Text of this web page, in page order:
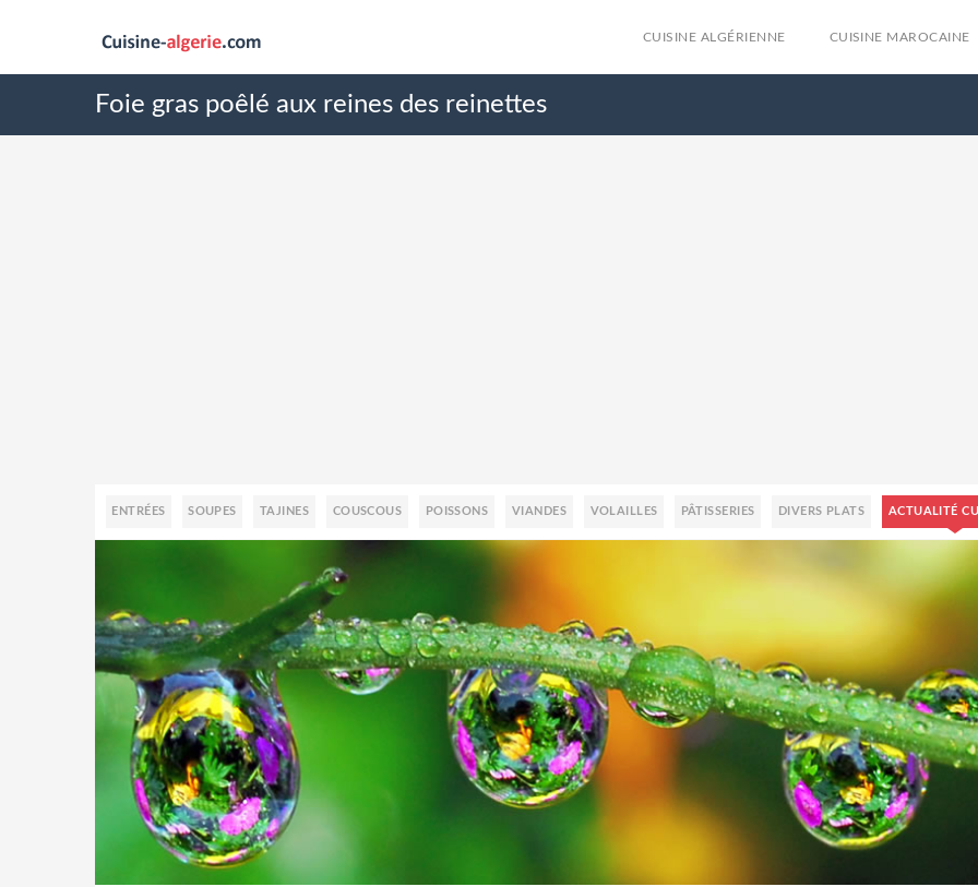
CUISINE ALGÉRIENNE CUISINE MAROCAINE
Foie gras poêlé aux reines des reinettes
ENTRÉES SOUPES TAJINES COUSCOUS POISSONS VIANDES VOLAILLES PÂTISSERIES DIVERS PLATS ACTUALITÉ